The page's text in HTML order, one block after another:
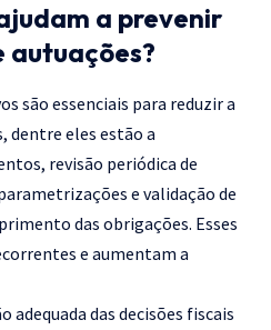
a prevenir
autuações?
são essenciais para reduzir a
dentre eles estão a
revisão periódica de
e validação de
das obrigações. Esses
e aumentam a
adequada das decisões fiscais